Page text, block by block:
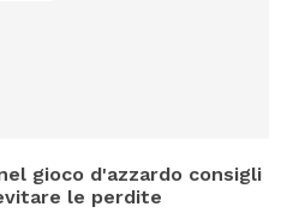
gioco d'azzardo consigli
le perdite